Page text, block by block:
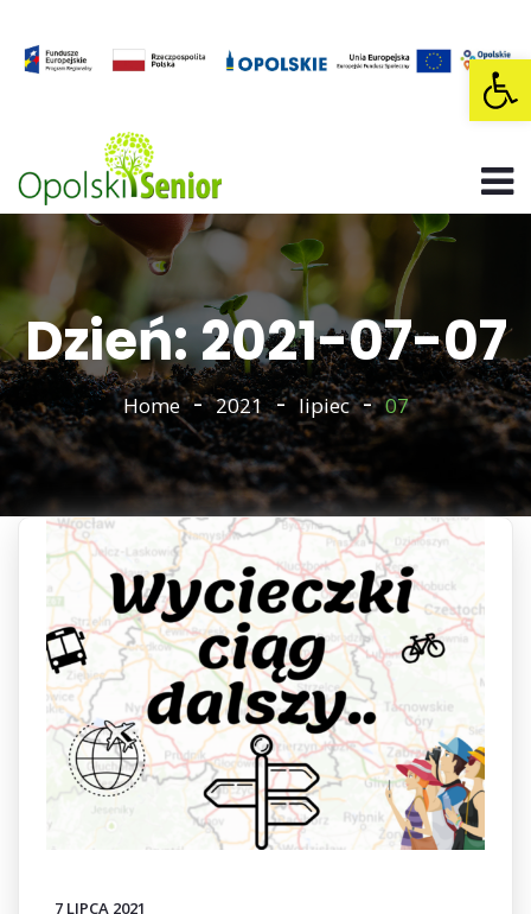
Dzień: 2021-07-07
Home 2021 lipiec 07
7 LIPCA 2021